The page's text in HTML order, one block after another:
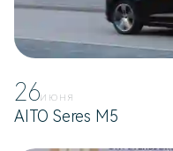
26ИЮНЯ
AITO Seres M5